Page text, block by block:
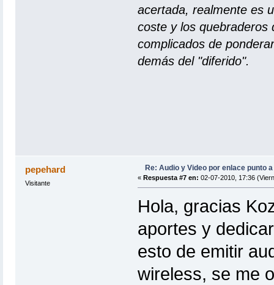
acertada, realmente es
coste y los quebraderos
complicados de
demás del "diferido".
pepehard
Visitante
Re: Audio y Video por enlace punto
« Respuesta #7 en: 02-07-2010, 17:36
Hola, gracias
aportes y
esto de emitir
wireless, se me